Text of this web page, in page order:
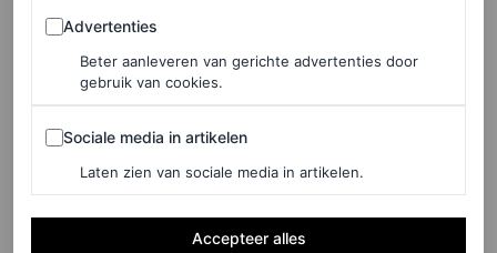
‘Skims gaat nu viral met de
‘pierced nipple bra’, maar ik
houd het bij hun shapewear’
LISA GOUDSMIT
Advertenties
Advertenties
Beter aanleveren van gerichte advertenties door
gebruik van cookies.
Sociale media in artikelen
Sociale media in artikelen
Laten zien van sociale media in artikelen.
Accepteer alles